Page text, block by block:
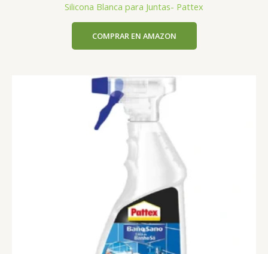
Silicona Blanca para Juntas- Pattex
COMPRAR EN AMAZON